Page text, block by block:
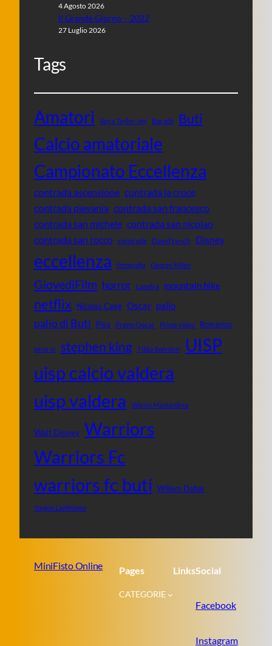
4 Agosto 2026
Il Grande Giorno – 2022
27 Luglio 2026
Tags
Amatori Anya Taylor-Joy Baratti Buti
Calcio amatoriale
Campionato Eccellenza
contrada ascensione contrada la croce
contrada pievania contrada san francesco
contrada san michele contrada san nicolao
contrada san rocco contrade David Lynch Disney
eccellenza fotografia George Miller
GiovedìFilm horror Londra mountain bike
netflix Nicolas Cage Oscar palio
palio di Buti Pisa Premi Oscar Prime video Romanzo
serie tv stephen king Tilda Swinton UISP
uisp calcio valdera
uisp valdera
Valerio Mastandrea
Walt Disney Warriors
Warriors Fc
warriors fc buti Willem Dafoe
Yorgos Lanthimos
MiniFisto Online Pages
CATEGORIE
LinksSocial
Facebook
Instagram